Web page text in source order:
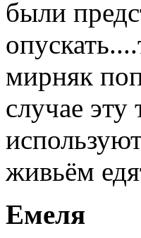
были
мирняк
случае
живьём
Емеля